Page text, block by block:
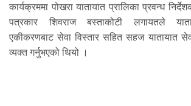
कार्यक्रममा पोखरा यातायात प्रालिका प्रवन्ध
पत्रकार शिवराज बस्ताकोटी लगायतले
एकीकरणबाट सेवा विस्तार सहित सहज यातायात
व्यक्त गर्नुभएको थियो ।